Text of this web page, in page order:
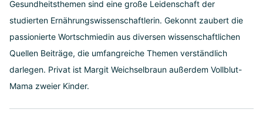
Gesundheitsthemen sind eine große Leidenschaft der
studierten Ernährungswissenschaftlerin. Gekonnt zaubert die
passionierte Wortschmiedin aus diversen wissenschaftlichen
Quellen Beiträge, die umfangreiche Themen verständlich
darlegen. Privat ist Margit Weichselbraun außerdem Vollblut-
Mama zweier Kinder.